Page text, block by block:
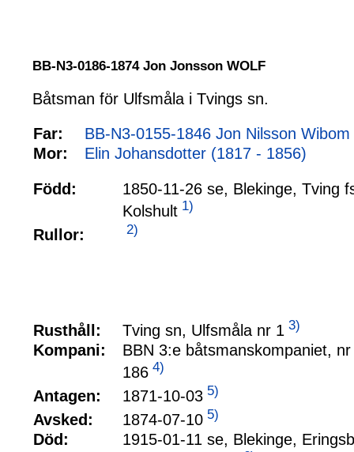
BB-N3-0186-1874 Jon Jonsson WOLF
Båtsman för Ulfsmåla i Tvings sn.
Far:
BB-N3-0155-1846 Jon Nilsson
Mor:
Elin Johansdotter (1817 - 1856)
Född:
1850-11-26 se, Blekinge, Tving
Kolshult 1)
Rullor: 2)
Rusthåll: Tving sn, Ulfsmåla nr 1 3)
Kompani:
BBN 3:e båtsmanskompaniet, nr
186 4)
Antagen: 1871-10-03 5)
Avsked: 1874-07-10 5)
Död:
1915-01-11 se, Blekinge,